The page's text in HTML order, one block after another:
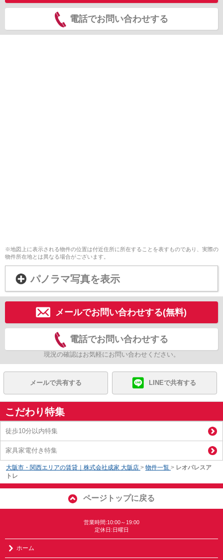
電話でお問い合わせする
※地図上に表示される物件の位置は付近住所に所在することを表すものであり、実際の
物件所在地とは異なる場合がございます。
パノラマ写真を表示
メールでお問い合わせする(無料)
電話でお問い合わせする
現況の確認はお気軽にお問い合わせください。
メールで共有する LINEで共有する
こだわり特集
徒歩10分以内特集
家具家電付き特集
大阪市・関西エリアの賃貸｜株式会社成家 大阪店 > 物件一覧 > レオパレスア
トレ
ページトップに戻る
営業時間:10:00～19:00
定休日:日曜日
ホーム